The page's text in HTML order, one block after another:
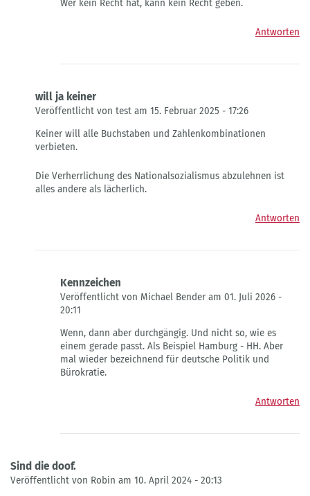
auf
Wer kein Recht hat, kann kein Recht geben.
Antworten
will ja keiner
Veröffentlicht von test am 15. Februar 2025 - 17:26
auf
Kennzeichen
Martin
Schmidt
Keiner will alle Buchstaben und Zahlenkombinationen
verbieten.
Die Verherrlichung des Nationalsozialismus abzulehnen ist
alles andere als lächerlich.
Antworten
Kennzeichen
Veröffentlicht von Michael Bender am 01. Juli 2026 -
20:11
auf
will
ja
keiner
Wenn, dann aber durchgängig. Und nicht so, wie es
einem gerade passt. Als Beispiel Hamburg - HH. Aber
mal wieder bezeichnend für deutsche Politik und
Bürokratie.
Antworten
Sind die doof.
Veröffentlicht von Robin am 10. April 2024 - 20:13